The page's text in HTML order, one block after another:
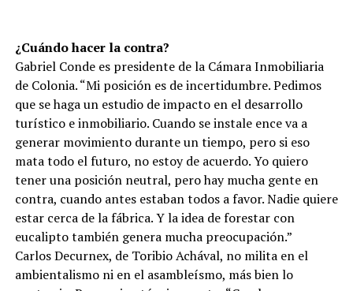
¿Cuándo hacer la contra?
Gabriel Conde es presidente de la Cámara Inmobiliaria
de Colonia. “Mi posición es de incertidumbre. Pedimos
que se haga un estudio de impacto en el desarrollo
turístico e inmobiliario. Cuando se instale ence va a
generar movimiento durante un tiempo, pero si eso
mata todo el futuro, no estoy de acuerdo. Yo quiero
tener una posición neutral, pero hay mucha gente en
contra, cuando antes estaban todos a favor. Nadie quiere
estar cerca de la fábrica. Y la idea de forestar con
eucalipto también genera mucha preocupación.”
Carlos Decurnex, de Toribio Achával, no milita en el
ambientalismo ni en el asambleísmo, más bien lo